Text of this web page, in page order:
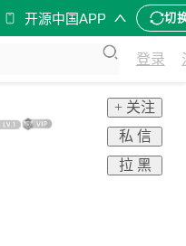
开源中国APP 切
登录
+ 关注
私 信
拉 黑